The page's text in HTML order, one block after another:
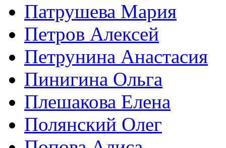
Патрушева Мария
Петров Алексей
Петрунина Анастасия
Пинигина Ольга
Плешакова Елена
Полянский Олег